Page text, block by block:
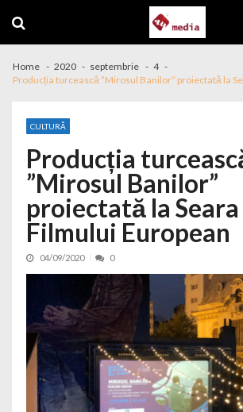
Home 2020 septembrie
4
Producția turcească ”Mirosul Banilor” proiectată la
CULTURĂ
Producția
”Mirosul Banilor”
proiectată la Seara
Filmului European
04/09/2020 0